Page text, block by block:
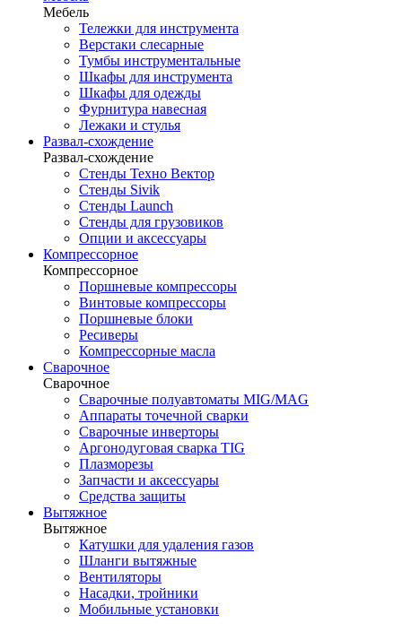
Мебель
Тележки для инструмента
Верстаки слесарные
Тумбы инструментальные
Шкафы для инструмента
Шкафы для одежды
Фурнитура навесная
Лежаки и стулья
Развал-схождение
Развал-схождение
Стенды Техно Вектор
Стенды Sivik
Стенды Launch
Стенды для грузовиков
Опции и аксессуары
Компрессорное
Компрессорное
Поршневые компрессоры
Винтовые компрессоры
Поршневые блоки
Ресиверы
Компрессорные масла
Сварочное
Сварочное
Сварочные полуавтоматы MIG/MAG
Аппараты точечной сварки
Сварочные инверторы
Аргонодуговая сварка TIG
Плазморезы
Запчасти и аксессуары
Средства защиты
Вытяжное
Вытяжное
Катушки для удаления газов
Шланги вытяжные
Вентиляторы
Насадки, тройники
Мобильные установки